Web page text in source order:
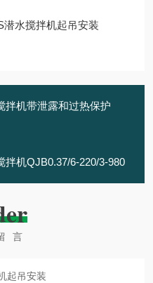
拌机带泄露和过热保护
拌机QJB0.37/6-220/3-980
言